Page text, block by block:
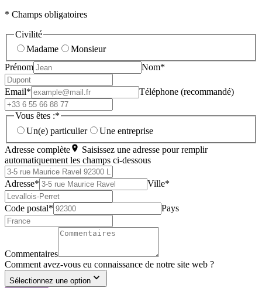
* Champs obligatoires
Civilité
Madame
Monsieur
Prénom
Nom*
Email* Téléphone (recommandé)
Vous êtes :*
Un(e) particulier
Une entreprise
Adresse complète
Saisissez une adresse pour remplir
automatiquement les champs ci-dessous
Adresse* Ville*
Code postal* Pays
Commentaires
Comment avez-vous eu connaissance de notre site web ?
Sélectionnez une option